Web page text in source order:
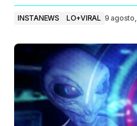
INSTANEWS LO+VIRAL 9